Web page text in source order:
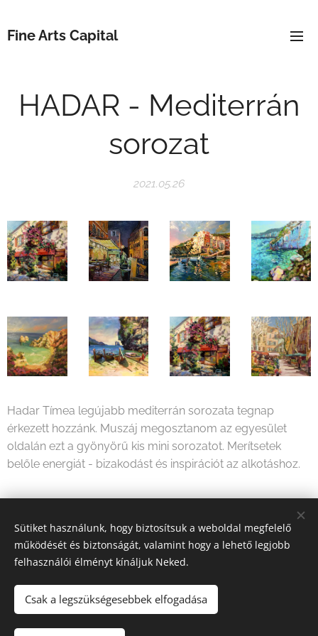
Fine Arts Capital
HADAR - Mediterrán
sorozat
2021.05.26
Hadar Tímea legújabb mediterrán sorozata tegnap
érkezett hozzánk. Muszáj megosztanom az egyesület
oldalán ezt a gyönyörű kis mini sorozatot. Merítsetek
belőle energiát - bizakodást és inspirációt az alkotáshoz.
2026 Fine Arts Capital művészeti egyesület | Minden jog
Sütiket használunk, hogy biztosítsuk a weboldal megfelelő
működését és biztonságát, valamint hogy a lehető legjobb
felhasználói élményt kínáljuk Neked.
Csak a legszükségesebbek elfogadása